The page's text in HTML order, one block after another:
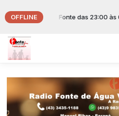
OFFLINE
com Musical da Fonte das 23:00 às